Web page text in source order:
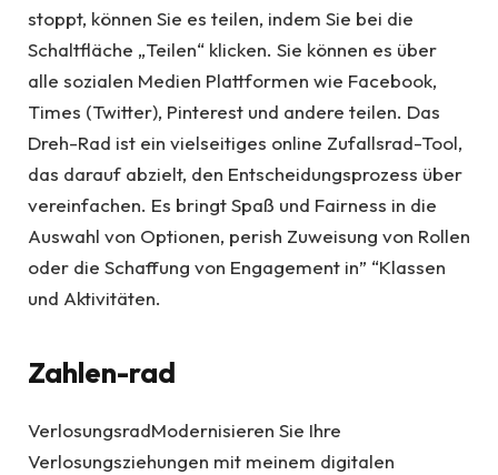
stoppt, können Sie es teilen, indem Sie bei die
Schaltfläche „Teilen“ klicken. Sie können es über
alle sozialen Medien Plattformen wie Facebook,
Times (Twitter), Pinterest und andere teilen. Das
Dreh-Rad ist ein vielseitiges online Zufallsrad-Tool,
das darauf abzielt, den Entscheidungsprozess über
vereinfachen. Es bringt Spaß und Fairness in die
Auswahl von Optionen, perish Zuweisung von Rollen
oder die Schaffung von Engagement in” “Klassen
und Aktivitäten.
Zahlen-rad
VerlosungsradModernisieren Sie Ihre
Verlosungsziehungen mit meinem digitalen